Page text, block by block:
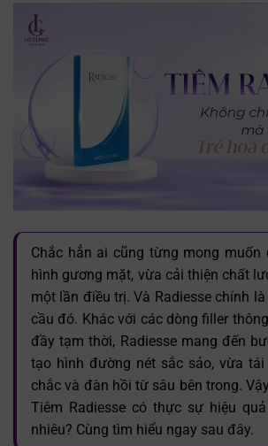
Chắc hẳn ai cũng từng mong muốn
hình gương mặt, vừa cải thiện chất
một lần điều trị. Và Radiesse chính
cầu đó. Khác với các dòng filler
đầy tạm thời, Radiesse mang đến
tạo hình đường nét sắc sảo, vừa
chắc và đàn hồi từ sâu bên trong.
Tiêm Radiesse có thực sự hiệu
nhiêu? Cùng tìm hiểu ngay sau đây.